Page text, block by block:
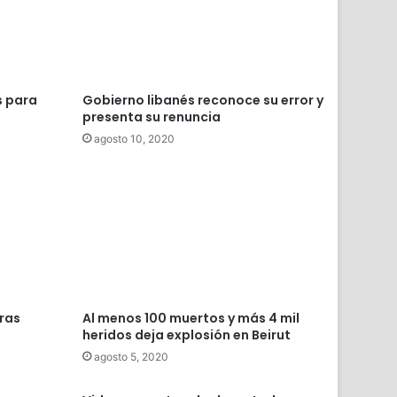
para
Gobierno libanés reconoce su error y
presenta su renuncia
agosto 10, 2020
Al menos 100 muertos y más 4 mil
heridos deja explosión en Beirut
agosto 5, 2020